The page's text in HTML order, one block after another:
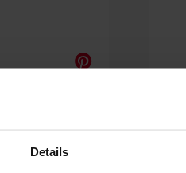
Details